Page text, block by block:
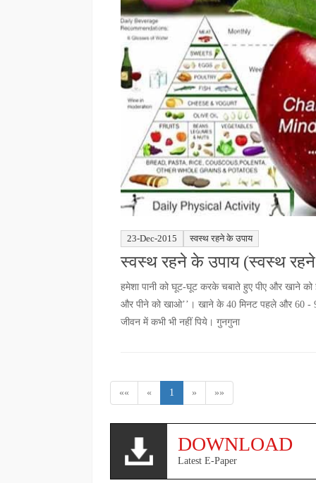
23-Dec-2015 स्वस्थ रहने के उपाय
स्वस्थ रहने के उपाय (स्वस्थ
हमेशा पानी को घूट-घूट करके चबाते हुए पीए और खाने को
और पीने को खाओ’’। खाने के 40 मिनट पहले और 60 -
जीवन में कभी भी नहीं पिये। गुनगुना
«« « 1 » »»
DOWNLOAD
Latest E-Paper